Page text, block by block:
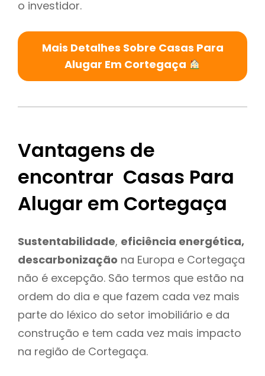
o investidor.
Mais Detalhes Sobre Casas Para
Alugar Em Cortegaça
Vantagens de
encontrar Casas Para
Alugar em Cortegaça
Sustentabilidade, eficiência energética,
descarbonização na Europa e Cortegaça
não é excepção. São termos que estão na
ordem do dia e que fazem cada vez mais
parte do léxico do setor imobiliário e da
construção e tem cada vez mais impacto
na região de Cortegaça.